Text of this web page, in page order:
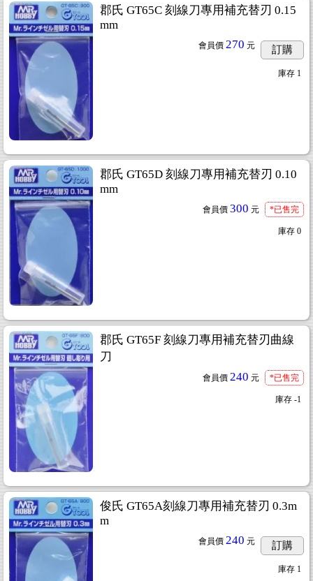
郡氏 GT65C 刻線刀專用補充替刃 0.15
mm
會員價 270 元 訂購
庫存 1
郡氏 GT65D 刻線刀專用補充替刃 0.10
mm
會員價 300 元 *已售完
庫存 0
郡氏 GT65F 刻線刀專用補充替刃曲線
刀
會員價 240 元 *已售完
庫存 -1
俊氏 GT65A刻線刀專用補充替刃 0.3m
m
會員價 240 元 訂購
庫存 1